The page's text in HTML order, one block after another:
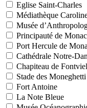
Eglise Saint-Charles
Médiathèque
Musée
Principauté de
Port Hercule de
Cathédrale Notre-
Chapiteau de
Stade des Moneghetti
Fort Antoine
La Note Bleue